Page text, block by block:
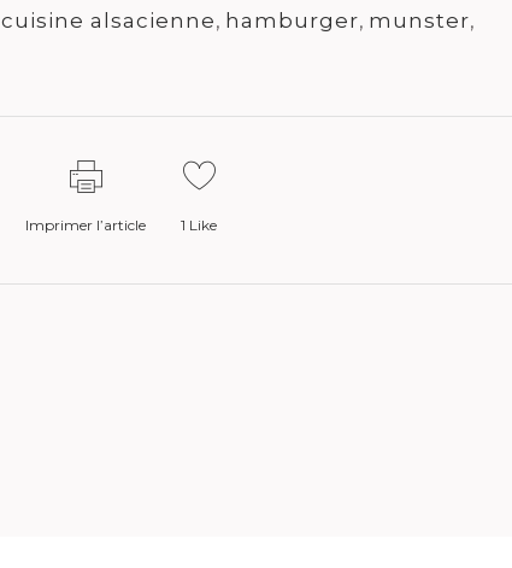
cuisine alsacienne, hamburger, munster,
Imprimer l’article 1 Like